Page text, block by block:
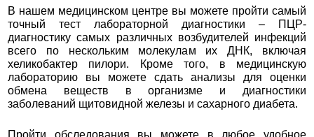
В нашем медицинском центре вы можете пройти самый
точный тест лабораторной диагностики – ПЦР-
диагностику самых различных возбудителей инфекций
всего по нескольким молекулам их ДНК, включая
хеликобактер пилори. Кроме того, в медицинскую
лабораторию вы можете сдать анализы для оценки
обмена веществ в организме и диагностики
заболеваний щитовидной железы и сахарного диабета.
Пройти обследования вы можете в любое удобное